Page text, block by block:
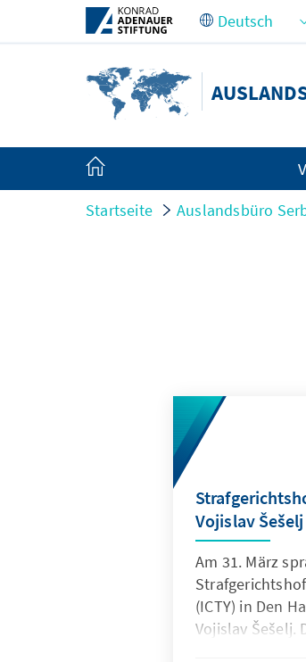
Zum Hauptinhalt springen
Startseite Auslandsbüro
Vojislav
Am 31. März
(ICTY) in Den
Vojislav Šešelj.